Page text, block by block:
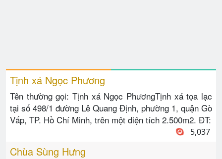
Tịnh xá Ngọc Phương
Tên thường gọi: Tịnh xá Ngọc PhươngTịnh xá tọa lạc
tại số 498/1 đường Lê Quang Định, phường 1, quận Gò
Vấp, TP. Hồ Chí Minh, trên một diện tích 2.500m2. ĐT:
5,037
Chùa Sùng Hưng